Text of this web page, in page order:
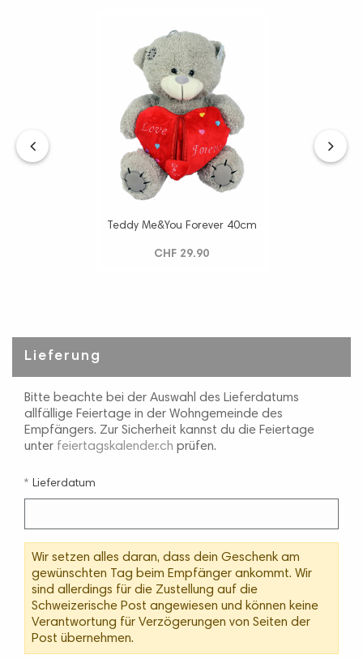
Teddy Me&You Forever 40cm
CHF 29.90
Lieferung
Bitte beachte bei der Auswahl des Lieferdatums
allfällige Feiertage in der Wohngemeinde des
Empfängers. Zur Sicherheit kannst du die Feiertage
unter feiertagskalender.ch prüfen.
Lieferdatum
Wir setzen alles daran, dass dein Geschenk am
gewünschten Tag beim Empfänger ankommt. Wir
sind allerdings für die Zustellung auf die
Schweizerische Post angewiesen und können keine
Verantwortung für Verzögerungen von Seiten der
Post übernehmen.